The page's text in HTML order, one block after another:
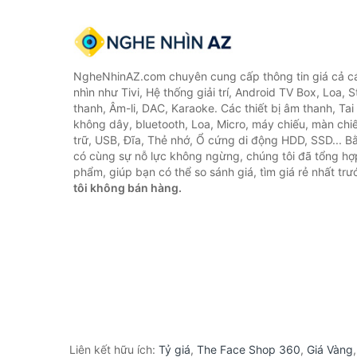
NgheNhinAZ.com chuyên cung cấp thông tin giá cả
nhìn như Tivi, Hệ thống giải trí, Android TV Box, Loa,
thanh, Âm-li, DAC, Karaoke. Các thiết bị âm thanh,
không dây, bluetooth, Loa, Micro, máy chiếu, màn
trữ, USB, Đĩa, Thẻ nhớ, Ổ cứng di động HDD, SSD...
có cùng sự nỗ lực không ngừng, chúng tôi đã tổng
phẩm, giúp bạn có thể so sánh giá, tìm giá rẻ nhất
tôi không bán hàng.
Liên kết hữu ích: Tỷ giá, The Face Shop 360, Giá Vàng